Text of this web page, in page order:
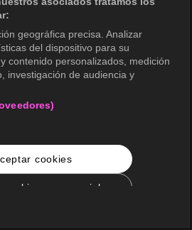
geográfica precisa. Analizar
del dispositivo para su
contenido personalizados, medición
investigación de audiencia y
cookies
no esenciales